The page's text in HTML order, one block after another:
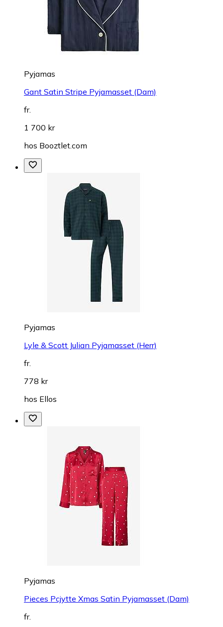
Pyjamas
Gant Satin Stripe Pyjamasset (Dam)
fr.
1 700 kr
hos Booztlet.com
Pyjamas
Lyle & Scott Julian Pyjamasset (Herr)
fr.
778 kr
hos Ellos
Pyjamas
Pieces Pcjytte Xmas Satin Pyjamasset (Dam)
fr.